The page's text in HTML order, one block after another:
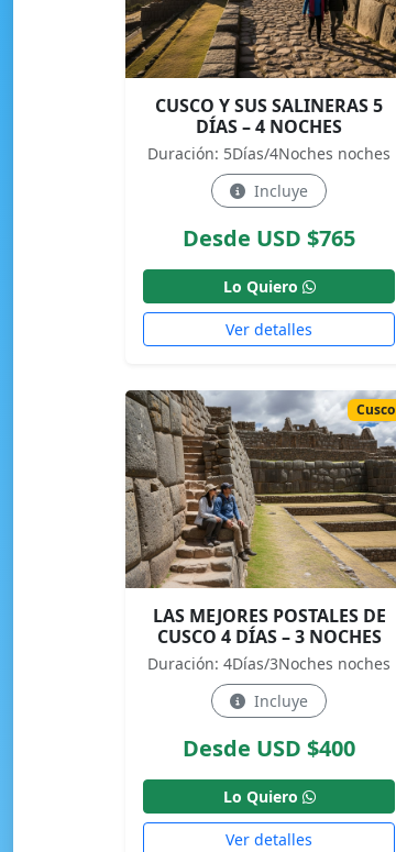
CUSCO Y SUS SALINERAS 5
DÍAS – 4 NOCHES
Duración: 5Días/4Noches noches
Incluye
Desde USD $765
Lo Quiero
Ver detalles
Cusco
LAS MEJORES POSTALES DE
CUSCO 4 DÍAS – 3 NOCHES
Duración: 4Días/3Noches noches
Incluye
Desde USD $400
Lo Quiero
Ver detalles